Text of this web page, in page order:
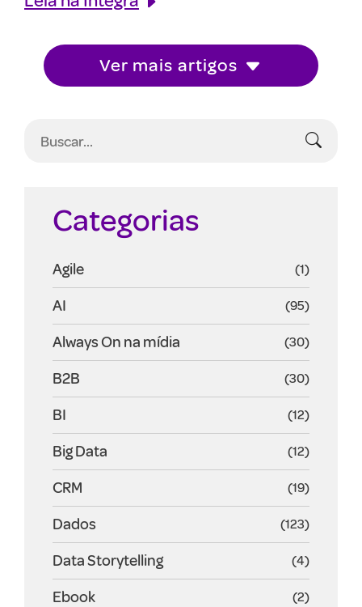
Ver mais artigos
Categorias
Agile (1)
AI (95)
Always On na mídia (30)
B2B (30)
BI (12)
Big Data (12)
CRM (19)
Dados (123)
Data Storytelling (4)
Ebook (2)